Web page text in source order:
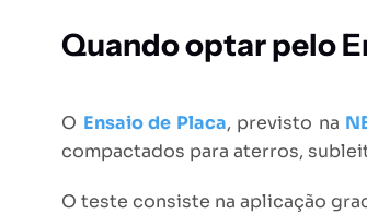
Quando optar pelo
O Ensaio de Placa, previsto na
compactados para aterros,
O teste consiste na aplicação